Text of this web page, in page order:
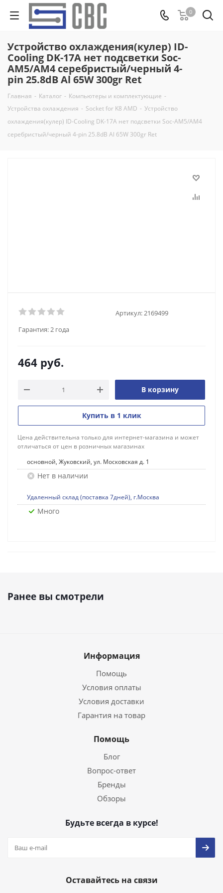
0
Устройство охлаждения(кулер) ID-
Cooling DK-17A нет подсветки Soc-
AM5/AM4 серебристый/черный 4-
pin 25.8dB Al 65W 300gr Ret
Главная - Каталог - Компьютеры и комплектующие -
Устройства охлаждения - Socket for K8 AMD - Устройство
охлаждения(кулер) ID-Cooling DK-17A нет подсветки Soc-AM5/AM4
серебристый/черный 4-pin 25.8dB Al 65W 300gr Ret
Артикул: 2169499
Гарантия:2 года
464 руб.
В корзину
Купить в 1 клик
Цена действительна только для интернет-магазина и может
отличаться от цен в розничных магазинах
основной, Жуковский, ул. Московская д. 1
Нет в наличии
Удаленный склад (поставка 7дней), г.Москва
Много
Ранее вы смотрели
Информация
Помощь
Условия оплаты
Условия доставки
Гарантия на товар
Помощь
Блог
Вопрос-ответ
Бренды
Обзоры
Будьте всегда в курсе!
Оставайтесь на связи